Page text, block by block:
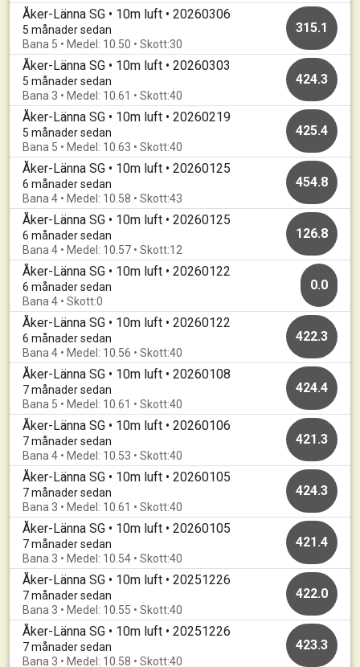
Åker-Länna SG • 10m luft • 20260306
5 månader sedan
Bana 5 • Medel: 10.50 • Skott:30
315.1
Åker-Länna SG • 10m luft • 20260303
5 månader sedan
Bana 3 • Medel: 10.61 • Skott:40
424.3
Åker-Länna SG • 10m luft • 20260219
5 månader sedan
Bana 5 • Medel: 10.63 • Skott:40
425.4
Åker-Länna SG • 10m luft • 20260125
6 månader sedan
Bana 4 • Medel: 10.58 • Skott:43
454.8
Åker-Länna SG • 10m luft • 20260125
6 månader sedan
Bana 4 • Medel: 10.57 • Skott:12
126.8
Åker-Länna SG • 10m luft • 20260122
6 månader sedan
Bana 4 • Skott:0
0.0
Åker-Länna SG • 10m luft • 20260122
6 månader sedan
Bana 4 • Medel: 10.56 • Skott:40
422.3
Åker-Länna SG • 10m luft • 20260108
7 månader sedan
Bana 5 • Medel: 10.61 • Skott:40
424.4
Åker-Länna SG • 10m luft • 20260106
7 månader sedan
Bana 4 • Medel: 10.53 • Skott:40
421.3
Åker-Länna SG • 10m luft • 20260105
7 månader sedan
Bana 3 • Medel: 10.61 • Skott:40
424.3
Åker-Länna SG • 10m luft • 20260105
7 månader sedan
Bana 3 • Medel: 10.54 • Skott:40
421.4
Åker-Länna SG • 10m luft • 20251226
7 månader sedan
Bana 3 • Medel: 10.55 • Skott:40
422.0
Åker-Länna SG • 10m luft • 20251226
7 månader sedan
Bana 3 • Medel: 10.58 • Skott:40
423.3